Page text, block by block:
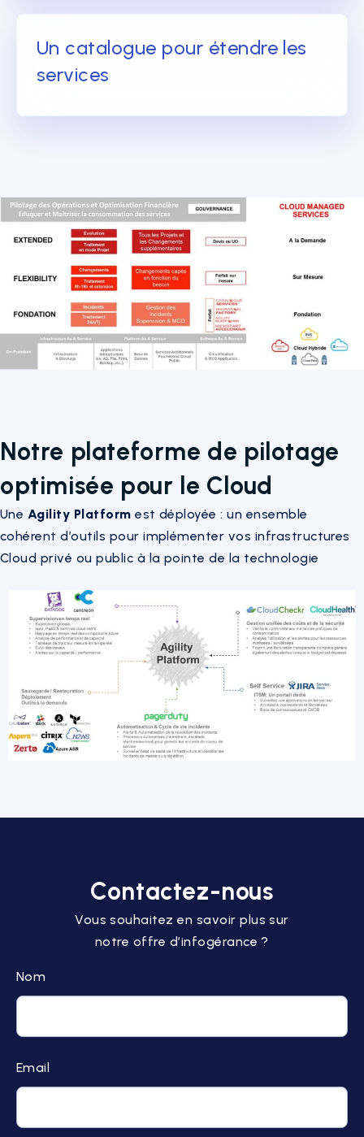
Un catalogue pour étendre les
services
Notre plateforme de pilotage
optimisée pour le Cloud
Une Agility Platform est déployée : un ensemble
cohérent d’outils pour implémenter vos infrastructures
Cloud privé ou public à la pointe de la technologie
Contactez-nous
Vous souhaitez en savoir plus sur
notre offre d’infogérance ?
Nom
Email